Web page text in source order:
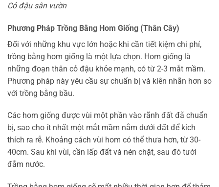
Cỏ đậu sân vườn
Phương Pháp Trồng Bằng Hom Giống (Thân Cây)
Đối với những khu vực lớn hoặc khi cần tiết kiệm chi phí,
trồng bằng hom giống là một lựa chọn. Hom giống là
những đoạn thân cỏ đậu khỏe mạnh, có từ 2-3 mắt mầm.
Phương pháp này yêu cầu sự chuẩn bị và kiên nhẫn hơn so
với trồng bằng bầu.
Các hom giống được vùi một phần vào rãnh đất đã chuẩn
bị, sao cho ít nhất một mắt mầm nằm dưới đất để kích
thích ra rễ. Khoảng cách vùi hom có thể thưa hơn, từ 30-
40cm. Sau khi vùi, cần lấp đất và nén chặt, sau đó tưới
đẫm nước.